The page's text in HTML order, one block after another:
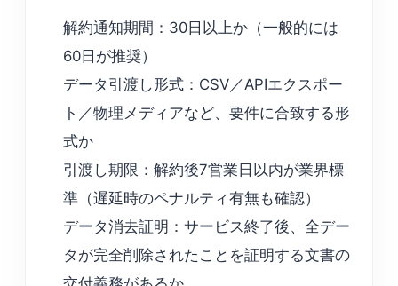
解約通知期間：30日以上か（一般的には
60日が推奨）
データ引渡し形式：CSV／APIエクスポー
ト／物理メディアなど、要件に合致する形
式か
引渡し期限：解約後7営業日以内が業界標
準（遅延時のペナルティ有無も確認）
データ消去証明：サービス終了後、全デー
タが完全削除されたことを証明する文書の